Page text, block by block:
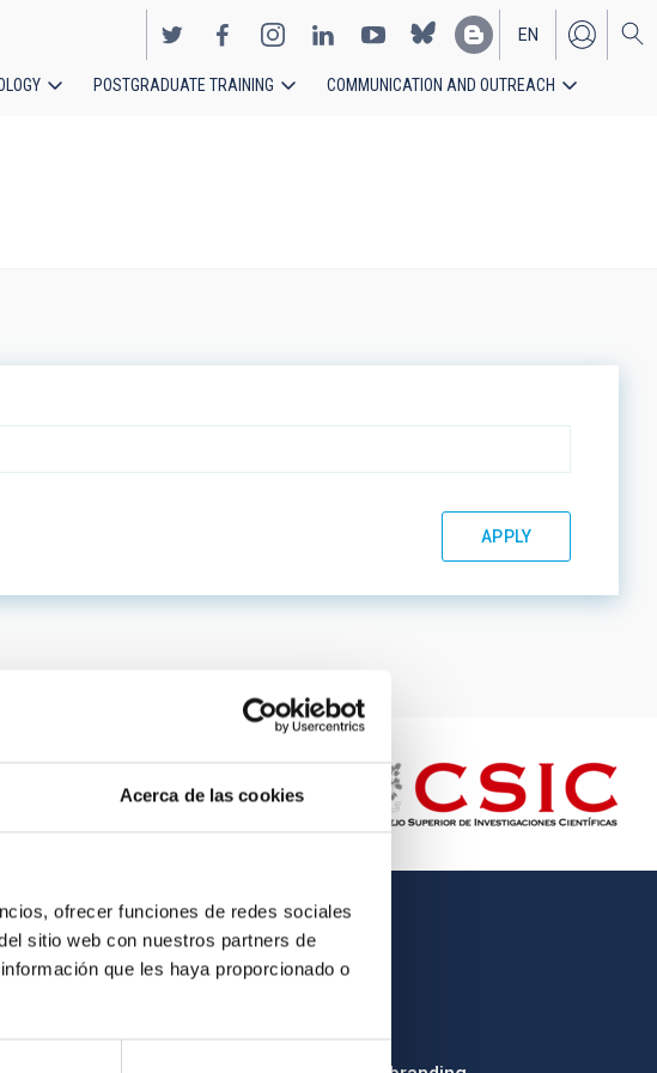
Acerca de las cookies
ofrecer funciones de redes sociales
sitio web con nuestros partners de
que les haya proporcionado o
EN
ES
POSTGRADUATE TRAINING COMMUNICATION AND OUTREACH
OTHER LINKS
Tenders